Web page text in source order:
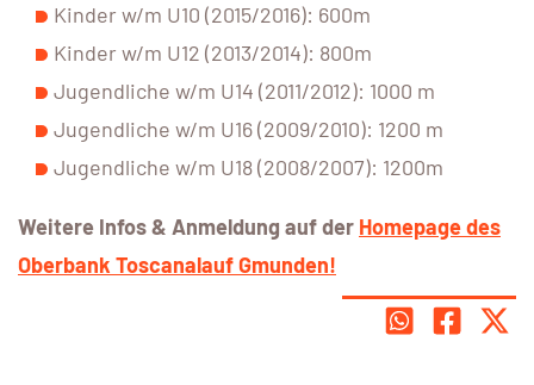
Kinder w/m U10 (2015/2016): 600m
Kinder w/m U12 (2013/2014): 800m
Jugendliche w/m U14 (2011/2012): 1000 m
Jugendliche w/m U16 (2009/2010): 1200 m
Jugendliche w/m U18 (2008/2007): 1200m
Weitere Infos & Anmeldung auf der Homepage des
Oberbank Toscanalauf Gmunden!